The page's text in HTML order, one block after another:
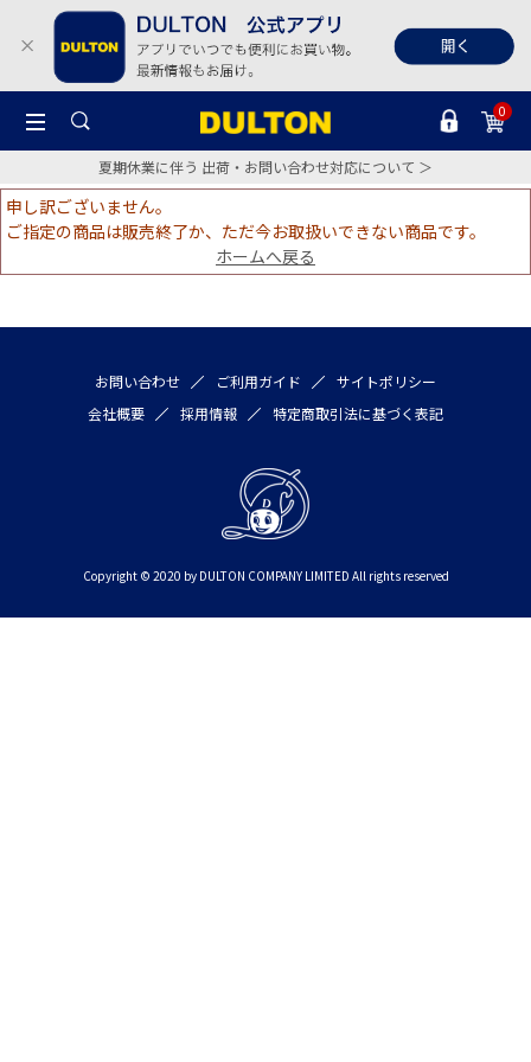
0
夏期休業に伴う 出荷・お問い合わせ対応について ＞
申し訳ございません。
ご指定の商品は販売終了か、ただ今お取扱いできない商品です。
ホームへ戻る
お問い合わせ ご利用ガイド
サイトポリシー
会社概要
採用情報 特定商取引法に基づく表記
Copyright © 2020 by DULTON COMPANY LIMITED All rights reserved